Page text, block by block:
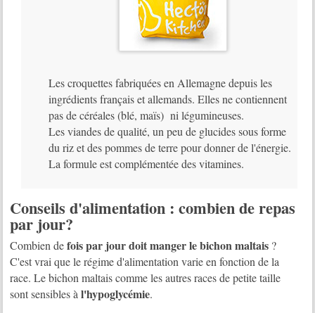
Les croquettes fabriquées en Allemagne depuis les
ingrédients français et allemands. Elles ne contiennent
pas de céréales (blé, maïs) ni légumineuses.
Les viandes de qualité, un peu de glucides sous forme
du riz et des pommes de terre pour donner de l'énergie.
La formule est complémentée des vitamines.
Conseils d'alimentation : combien de repas
par jour?
Combien defois par jour doit manger le bichon maltais ?
C'est vrai que le régime d'alimentation varie en fonction de la
race. Le bichon maltais comme les autres races de petite taille
sont sensibles àl'hypoglycémie.